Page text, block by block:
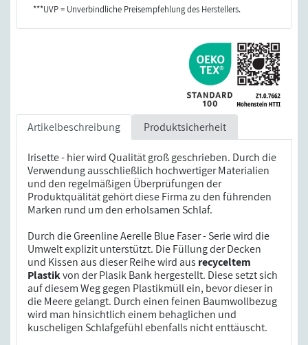
***UVP = Unverbindliche Preisempfehlung des Herstellers.
Artikelbeschreibung Produktsicherheit
Irisette - hier wird Qualität groß geschrieben. Durch die
Verwendung ausschließlich hochwertiger Materialien
und den regelmäßigen Überprüfungen der
Produktquälität gehört diese Firma zu den führenden
Marken rund um den erholsamen Schlaf.
Durch die Greenline Aerelle Blue Faser - Serie wird die
Umwelt explizit unterstützt. Die Füllung der Decken
und Kissen aus dieser Reihe wird aus recyceltem
Plastikvon der Plasik Bank hergestellt. Diese setzt sich
auf diesem Weg gegen Plastikmüll ein, bevor dieser in
die Meere gelangt. Durch einen feinen Baumwollbezug
wird man hinsichtlich einem behaglichen und
kuscheligen Schlafgefühl ebenfalls nicht enttäuscht.